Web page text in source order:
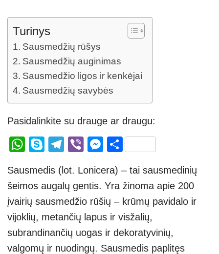
Turinys
Sausmedžių rūšys
Sausmedžių auginimas
Sausmedžio ligos ir kenkėjai
Sausmedžių savybės
Pasidalinkite su drauge ar draugu:
W
at
s
A
p
p
S
p
e
T
e
gr
a
m
Vi
er
M
ss
e
n
g
er
S
ar
e
Sausmedis (lot. Lonicera) – tai sausmedinių
šeimos augalų gentis. Yra žinoma apie 200
įvairių sausmedžio rūšių – krūmų pavidalo ir
vijoklių, metančių lapus ir visžalių,
subrandinančių uogas ir dekoratyvinių,
valgomų ir nuodingų. Sausmedis paplitęs